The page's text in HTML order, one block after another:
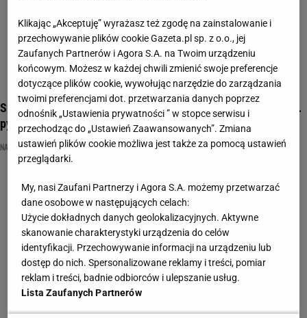
Szybka Piątka to test na inteligencję? 92% osób oblewa na 4.
pytaniu
NAJNOWSZE QUIZY DZISIAJ DODANE QUIZ WIEDZY OGÓLNEJ ROZRYWKA
Klikając „Akceptuję” wyrażasz też zgodę na zainstalowanie i
przechowywanie plików cookie Gazeta.pl sp. z o.o., jej
Zaufanych Partnerów i Agora S.A. na Twoim urządzeniu
końcowym. Możesz w każdej chwili zmienić swoje preferencje
dotyczące plików cookie, wywołując narzędzie do zarządzania
twoimi preferencjami dot. przetwarzania danych poprzez
odnośnik „Ustawienia prywatności ” w stopce serwisu i
przechodząc do „Ustawień Zaawansowanych”. Zmiana
ustawień plików cookie możliwa jest także za pomocą ustawień
przeglądarki.
My, nasi Zaufani Partnerzy i Agora S.A. możemy przetwarzać
dane osobowe w następujących celach:
Użycie dokładnych danych geolokalizacyjnych. Aktywne
skanowanie charakterystyki urządzenia do celów
identyfikacji. Przechowywanie informacji na urządzeniu lub
dostęp do nich. Spersonalizowane reklamy i treści, pomiar
reklam i treści, badnie odbiorców i ulepszanie usług.
Lista Zaufanych Partnerów